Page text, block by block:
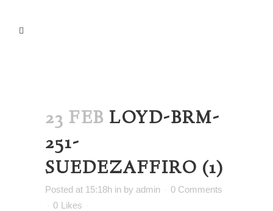
23 FEB LOYD-BRM-
251-
SUEDEZAFFIRO (1)
Posted at 15:18h in by admin
0 Comments
0 Likes